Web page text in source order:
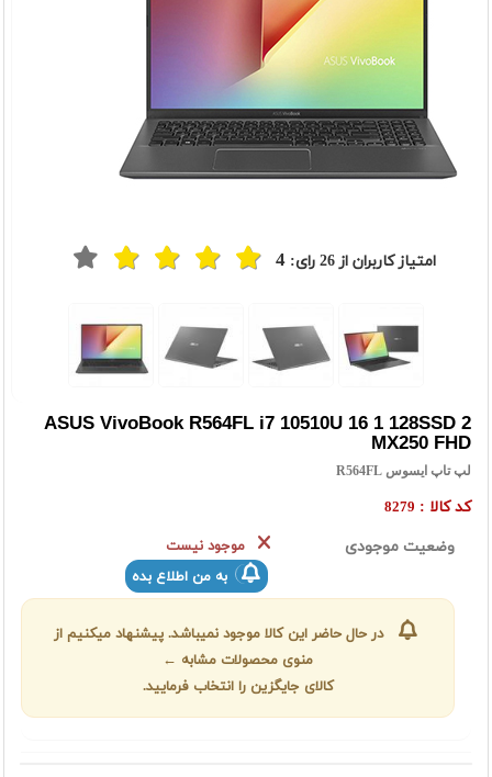
امتیاز کاربران از26 رای: 4
ASUS VivoBook R564FL i7 10510U 16 1 128SSD 2
MX250 FHD
لپ تاپ ایسوس R564FL
کد کالا : 8279
وضعیت موجودی
موجود نیست
به من اطلاع بده
در حال حاضر این کالا موجود نمیباشد. پیشنهاد میکنیم از
منوی محصولات مشابه ←
کالای جایگزین را انتخاب فرمایید.